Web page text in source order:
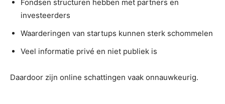
Fondsen structuren hebben met partners en
investeerders
Waarderingen van startups kunnen sterk schommelen
Veel informatie privé en niet publiek is
Daardoor zijn online schattingen vaak onnauwkeurig.